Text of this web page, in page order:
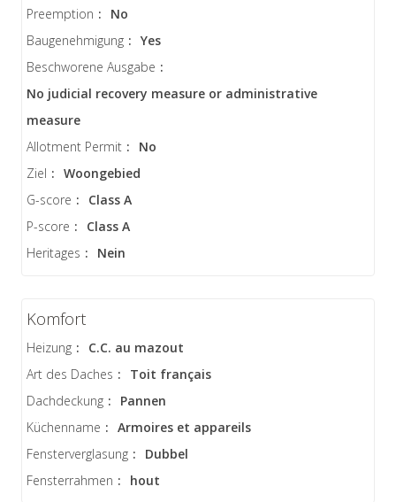
Preemption :
No
Baugenehmigung : Yes
Beschworene Ausgabe :
No judicial recovery measure or administrative
measure
Allotment Permit :
No
Ziel : Woongebied
G-score :
Class A
P-score :
Class A
Heritages : Nein
Komfort
Heizung :
C.C. au mazout
Art des Daches :
Toit français
Dachdeckung :
Pannen
Küchenname : Armoires et appareils
Fensterverglasung :
Dubbel
Fensterrahmen : hout